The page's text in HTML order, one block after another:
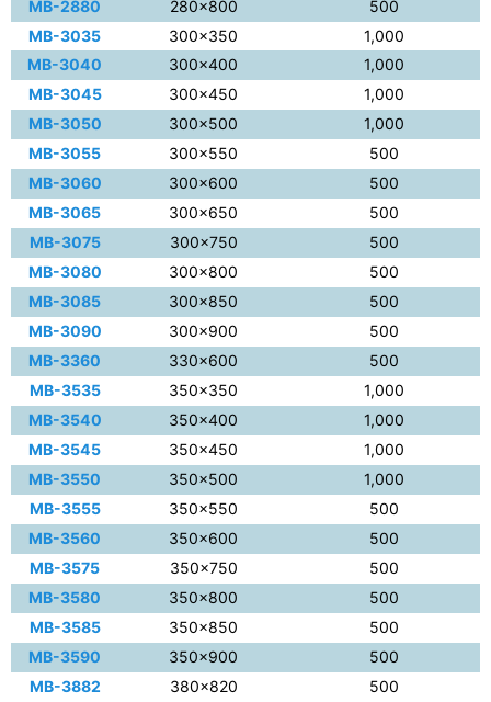
MB-2880 280×800
500
MB-3035
300×350
1,000
MB-3040
300×400
1,000
MB-3045
300×450
1,000
MB-3050
300×500
1,000
MB-3055
300×550
500
MB-3060
300×600
500
MB-3065
300×650
500
MB-3075
300×750
500
MB-3080
300×800
500
MB-3085
300×850
500
MB-3090
300×900
500
MB-3360
330×600
500
MB-3535
350×350
1,000
MB-3540
350×400
1,000
MB-3545
350×450
1,000
MB-3550
350×500
1,000
MB-3555
350×550
500
MB-3560
350×600
500
MB-3575
350×750
500
MB-3580
350×800
500
MB-3585
350×850
500
MB-3590
350×900
500
MB-3882
380×820
500